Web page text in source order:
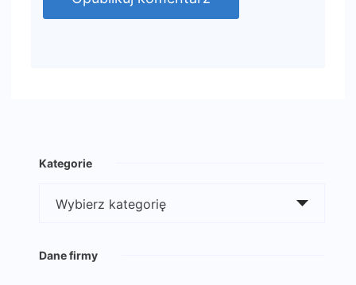
Kategorie
Kategorie
Dane firmy